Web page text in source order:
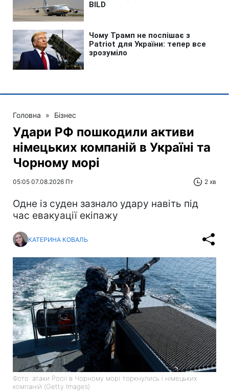
Головна » Бізнес
Удари РФ пошкодили активи
німецьких компаній в Україні та
Чорному морі
05:05 07.08.2026 Пт 2 хв
Одне із суден зазнало удару навіть під
час евакуації екіпажу
КАТЕРИНА КОВАЛЬ
Фото: атаки Росії в Чорному морі торкнулись і німецьких
компаній (Getty Images)